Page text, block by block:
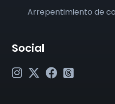
Arrepentimiento de
Social